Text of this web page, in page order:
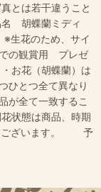
とは若干違うこと
名 胡蝶蘭ミディ
のため、サイ
での観賞用 プレゼ
お花（胡蝶蘭）は
ひとつ全て異なり
全て一致するこ
状態は商品、時期
ございます。 予